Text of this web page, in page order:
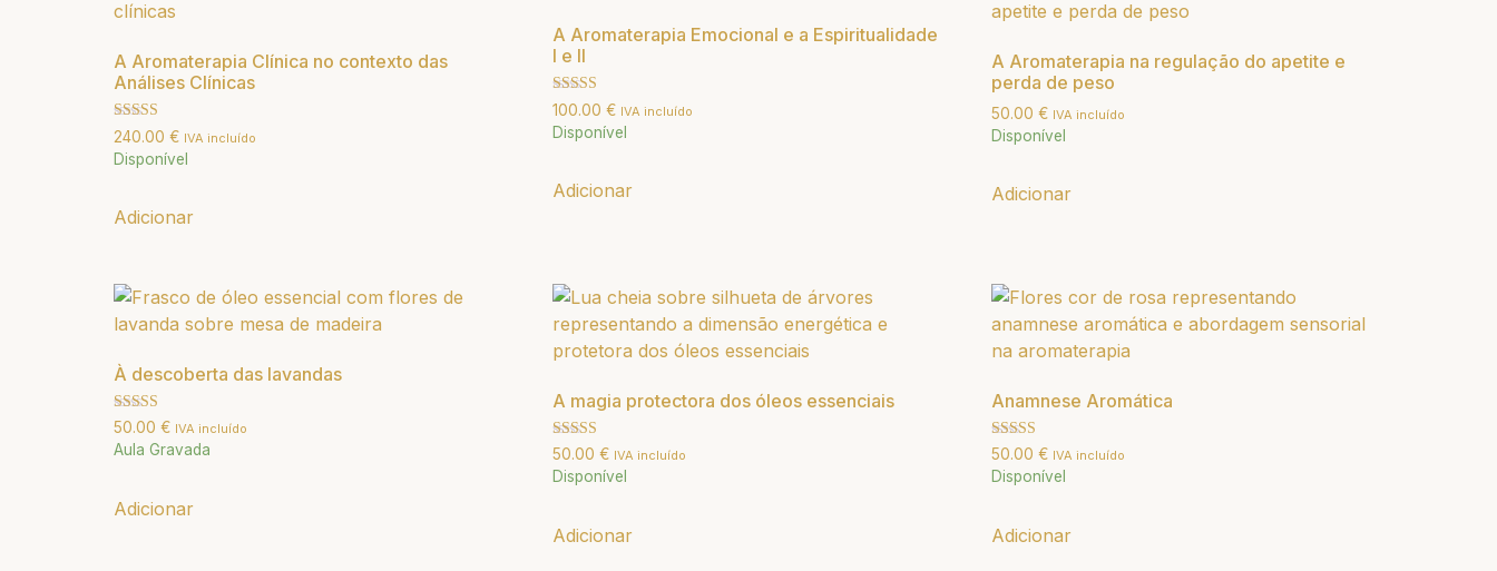
A Aromaterapia Clínica no contexto das
Análises Clínicas
Avaliação
5.00
de 5
240.00 € IVA incluído
Disponível
Adicionar
A Aromaterapia Emocional e a Espiritualidade
I e II
Avaliação
5.00
de 5
100.00 € IVA incluído
Disponível
Adicionar
A Aromaterapia na regulação do apetite e
perda de peso
50.00 € IVA incluído
Disponível
Adicionar
À descoberta das lavandas
Avaliação
5.00
de 5
50.00 € IVA incluído
Aula Gravada
Adicionar
A magia protectora dos óleos essenciais
Avaliação
5.00
de 5
50.00 € IVA incluído
Disponível
Adicionar
Anamnese Aromática
Avaliação
5.00
de 5
50.00 € IVA incluído
Disponível
Adicionar